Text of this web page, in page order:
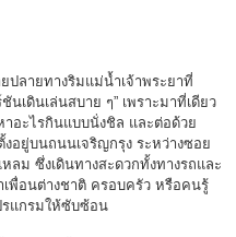
ปลายทางริมแม่น้ำเจ้าพระยาที่
เดินเล่นสบาย ๆ” เพราะมาที่เดียว
อะไรกินแบบนั่งชิล และต่อด้วย
งอยู่บนถนนเจริญกรุง ระหว่างซอย
ลม ซึ่งเดินทางสะดวกทั้งทางรถและ
พื่อนต่างชาติ ครอบครัว หรือคนรู้
รแกรมให้ซับซ้อน